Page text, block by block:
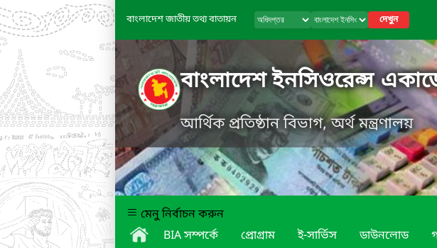
বাংলাদেশ জাতীয় তথ্য বাতায়ন দেখুন
বাংলাদেশ ইনসিওরেন্স
আর্থিক প্রতিষ্ঠান বিভাগ, অর্থ মন্ত্রণালয়
মেনু নির্বাচন করুন
BIA সম্পর্কে
প্রোগ্রাম ই-সার্ভিস ডাউনলোড